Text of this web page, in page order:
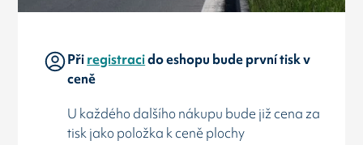
Přiregistracido eshopu bude první tisk v
ceně
U každého dalšího nákupu bude již cena za
tisk jako položka k ceně plochy